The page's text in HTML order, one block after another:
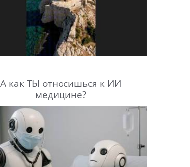
А как ТЫ относишься к ИИ
медицине?